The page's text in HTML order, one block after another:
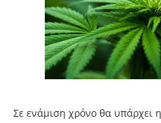
Σε ενάμιση χρόνο θα υπάρχει